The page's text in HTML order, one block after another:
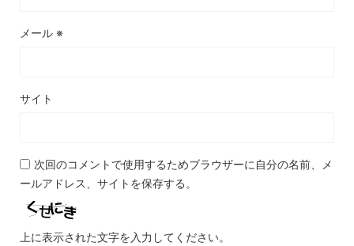
メール ※
サイト
次回のコメントで使用するためブラウザーに自分の名前、メ
ールアドレス、サイトを保存する。
上に表示された文字を入力してください。